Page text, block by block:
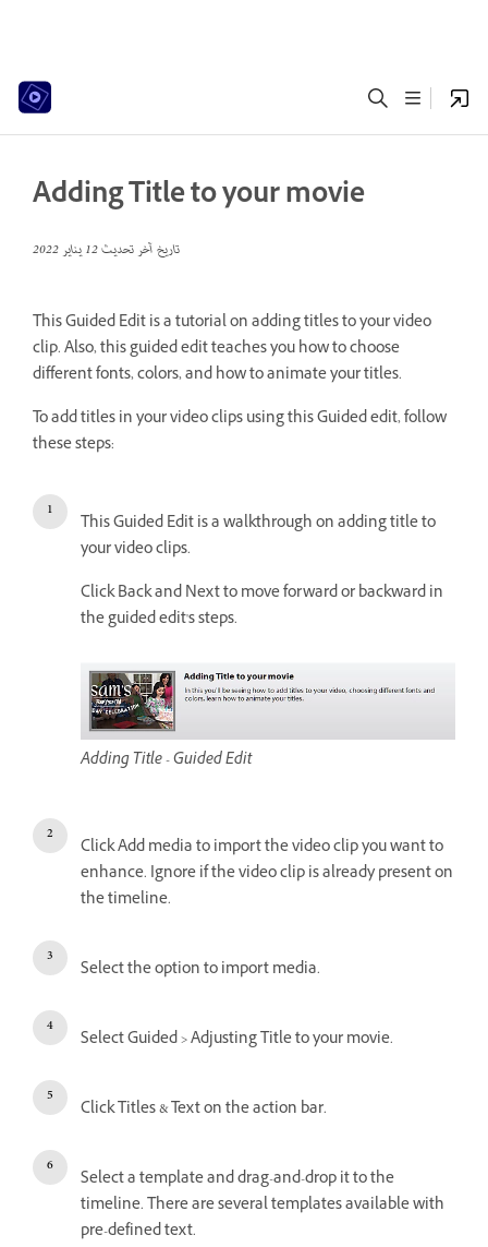
Adding Title to your movie
تاريخ آخر تحديث12 يناير 2022
This Guided Edit is a tutorial on adding titles to your video
clip. Also, this guided edit teaches you how to choose
different fonts, colors, and how to animate your titles.
To add titles in your video clips using this Guided edit, follow
these steps:
This Guided Edit is a walkthrough on adding title to
your video clips.
Click Back and Next to move forward or backward in
the guided edit's steps.
Adding Title - Guided Edit
Click Add media to import the video clip you want to
enhance. Ignore if the video clip is already present on
the timeline.
Select the option to import media.
Select Guided > Adjusting Title to your movie.
Click Titles & Text on the action bar.
Select a template and drag-and-drop it to the
timeline. There are several templates available with
pre-defined text.